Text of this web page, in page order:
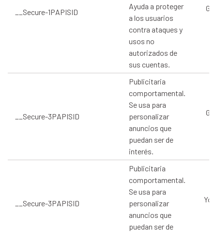
__Secure-1PAPISID
Ayuda a proteger
a los usuarios
contra ataques y
usos no
autorizados de
sus cuentas.
__Secure-3PAPISID
Publicitaria
comportamental.
Se usa para
personalizar
anuncios que
puedan ser de
interés.
__Secure-3PAPISID
Publicitaria
comportamental.
Se usa para
personalizar
anuncios que
puedan ser de